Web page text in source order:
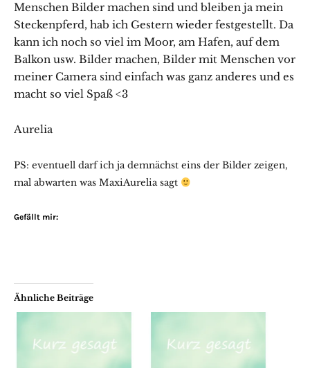
Menschen Bilder machen sind und bleiben ja mein
Steckenpferd, hab ich Gestern wieder festgestellt. Da
kann ich noch so viel im Moor, am Hafen, auf dem
Balkon usw. Bilder machen, Bilder mit Menschen vor
meiner Camera sind einfach was ganz anderes und es
macht so viel Spaß <3
Aurelia
PS: eventuell darf ich ja demnächst eins der Bilder zeigen,
mal abwarten was MaxiAurelia sagt
Gefällt mir:
Ähnliche Beiträge